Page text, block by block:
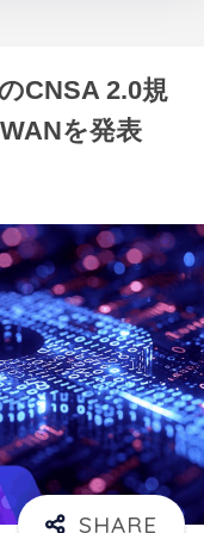
CNSA 2.0規
を発表